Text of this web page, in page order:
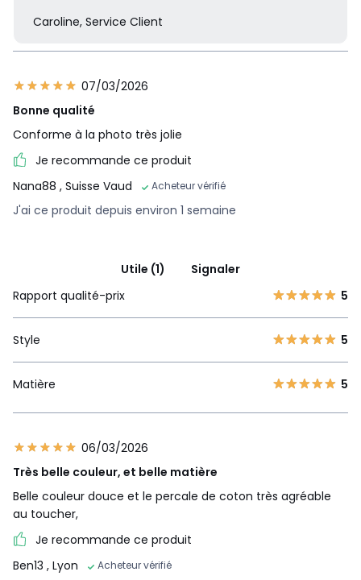
Caroline, Service Client
07/03/2026
Bonne qualité
Conforme à la photo très jolie
Je recommande ce produit
Nana88 , Suisse Vaud Acheteur vérifié
J'ai ce produit depuis environ 1 semaine
Utile (1)
Signaler
Rapport qualité-prix
5
Style 5
Matière 5
06/03/2026
Très belle couleur, et belle matière
Belle couleur douce et le percale de coton très agréable
au toucher,
Je recommande ce produit
Ben13 , Lyon Acheteur vérifié